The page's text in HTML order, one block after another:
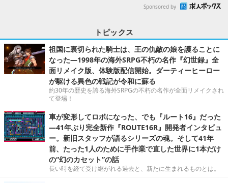
Sponsored by
トピックス
祖国に裏切られた騎士は、王の仇敵の娘を護ることに
なった―1998年の海外SRPG不朽の名作『幻世録』全
面リメイク版、体験版配信開始。ダーティーヒーロー
が駆ける異色の戦記が令和に蘇る
約30年の歴史を誇る海外SRPGの不朽の名作が全面リメイクされ
て登場！
車が変形してロボになった、でも『ルート16』だった
―41年ぶり完全新作『ROUTE16R』開発者インタビュ
ー。新旧スタッフが語るシリーズの魂。そして41年
前、たった1人のために手作業で直した世界に1本だけ
の“幻のカセット”の話
長い時を経て受け継がれる過去と、新たに生まれるものとは。